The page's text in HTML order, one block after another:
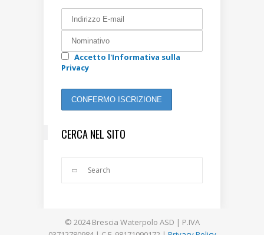
Accetto l'Informativa sulla
Privacy
CERCA NEL SITO
© 2024 Brescia Waterpolo ASD | P.IVA